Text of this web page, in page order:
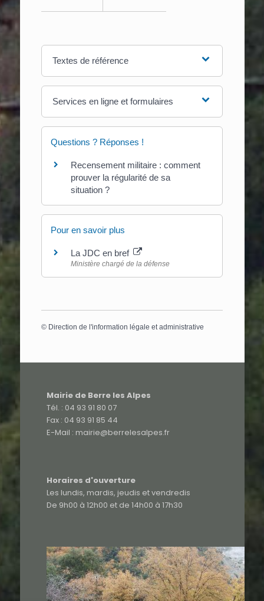
Textes de référence
Services en ligne et formulaires
Questions ? Réponses !
Recensement militaire : comment
prouver la régularité de sa
situation ?
Pour en savoir plus
La JDC en bref
Ministère chargé de la défense
© Direction de l'information légale et administrative
Mairie de Berre les Alpes
Tél. : 04 93 91 80 07
Fax : 04 93 91 85 44
E-Mail : mairie@berrelesalpes.fr
Horaires d'ouverture
Les lundis, mardis, jeudis et vendredis
De 9h00 à 12h00 et de 14h00 à 17h30